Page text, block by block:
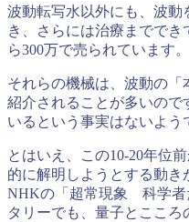
波動転写水以外にも、波
き、さらには治療までで
ら300万で売られています。
それらの機械は、波動の「
紹介されることが多いの
いるという事実はないよう
とはいえ、この10-20年位
的に解明しようとする動き
NHKの「超常現象 科学者
タリーでも、量子とこころ